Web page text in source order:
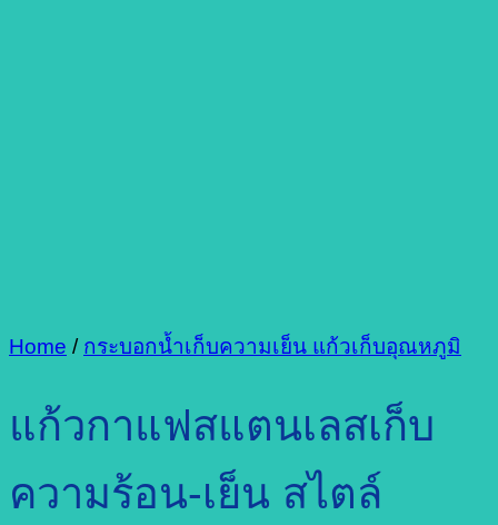
Home / กระบอกน้ำเก็บความเย็น แก้วเก็บอุณหภูมิ
แก้วกาแฟสแตนเลสเก็บ
ความร้อน-เย็น สไตล์